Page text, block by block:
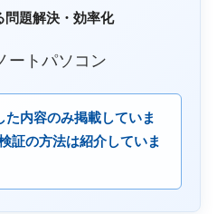
問題解決・効率化
た内容のみ掲載していま
証の方法は紹介していま